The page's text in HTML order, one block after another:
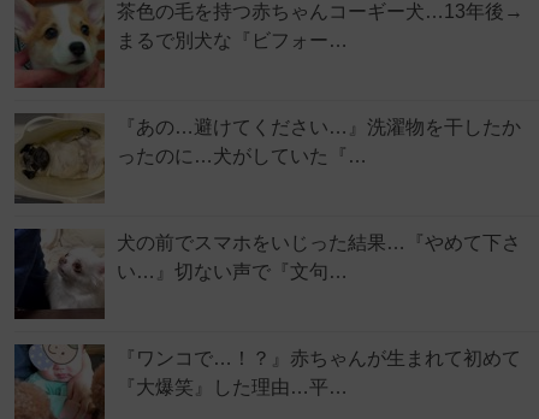
茶色の毛を持つ赤ちゃんコーギー犬…13年後→
まるで別犬な『ビフォー…
『あの…避けてください…』洗濯物を干したか
ったのに…犬がしていた『…
犬の前でスマホをいじった結果…『やめて下さ
い…』切ない声で『文句…
『ワンコで…！？』赤ちゃんが生まれて初めて
『大爆笑』した理由…平…